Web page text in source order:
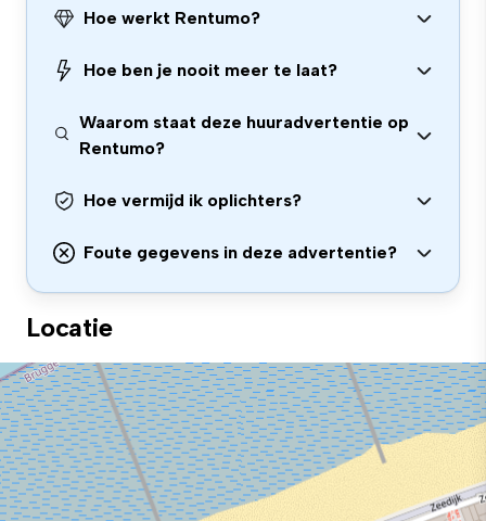
Hoe werkt Rentumo?
Hoe ben je nooit meer te laat?
Waarom staat deze huuradvertentie op
Rentumo?
Hoe vermijd ik oplichters?
Foute gegevens in deze advertentie?
Locatie